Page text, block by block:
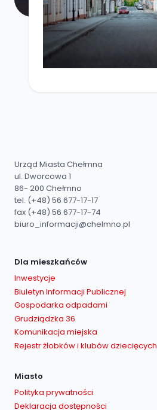
Urząd Miasta Chełmna
ul. Dworcowa 1
86- 200 Chełmno
tel. (+48) 56 677-17-17
fax (+48) 56 677-17-74
biuro_informacji@chelmno.pl
Dla mieszkańców
Inwestycje
Biuletyn Informacji Publicznej
Gospodarka odpadami
Grudziądzka 36
Komunikacja miejska
Rejestr żłobków i klubów dziecięcych
Miasto
Polityka prywatności
Deklaracja dostępności